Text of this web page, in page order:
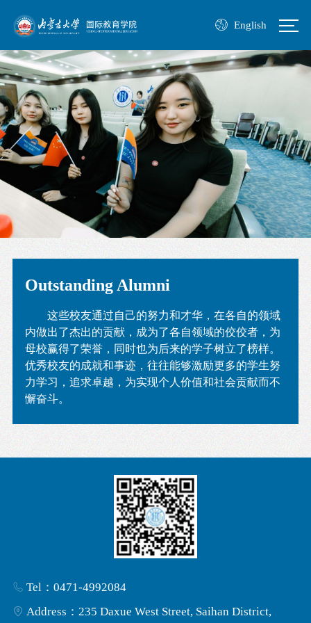
English
Outstanding Alumni
这些校友通过自己的努力和才华，在各自的领域
内做出了杰出的贡献，成为了各自领域的佼佼者，为
母校赢得了荣誉，同时也为后来的学子树立了榜样。
优秀校友的成就和事迹，往往能够激励更多的学生努
力学习，追求卓越，为实现个人价值和社会贡献而不
懈奋斗。
Tel：0471-4992084
Address：235 Daxue West Street, Saihan District,